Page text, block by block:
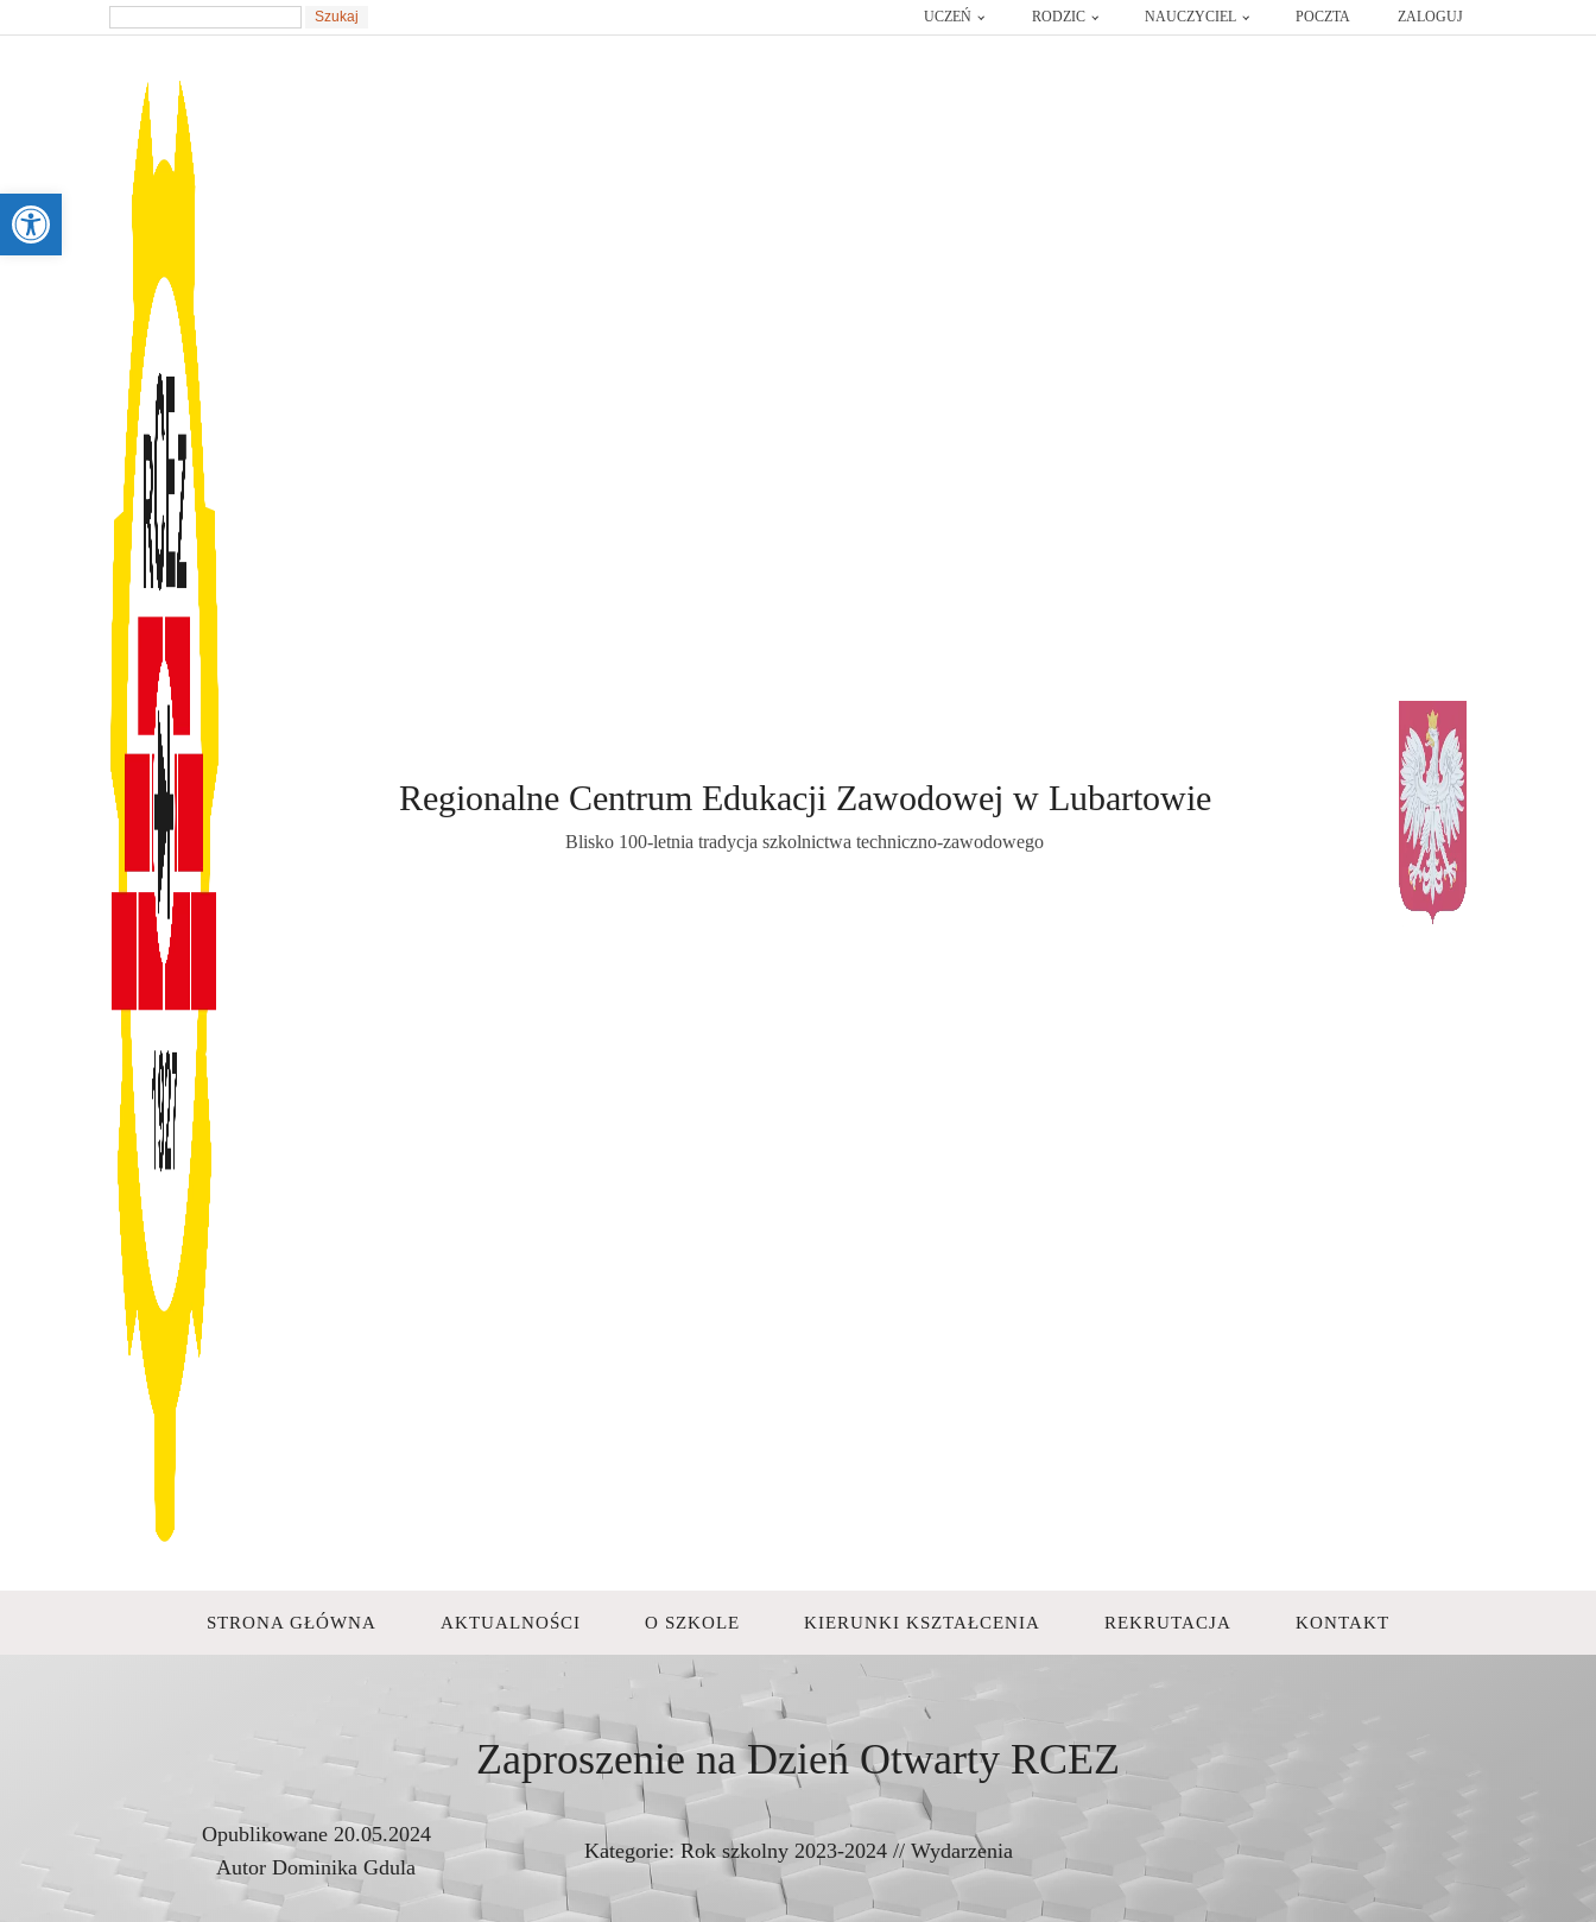
UCZEŃ RODZIC NAUCZYCIEL POCZTA ZALOGUJ
Regionalne Centrum Edukacji Zawodowej w Lubartowie
Blisko 100-letnia tradycja szkolnictwa techniczno-zawodowego
STRONA GŁÓWNA AKTUALNOŚCI O SZKOLE KIERUNKI KSZTAŁCENIA REKRUTACJA KONTAKT
Zaproszenie na Dzień Otwarty RCEZ
Opublikowane 20.05.2024
Autor Dominika Gdula
Kategorie: Rok szkolny 2023-2024// Wydarzenia
Otwórz pasek narzędzi